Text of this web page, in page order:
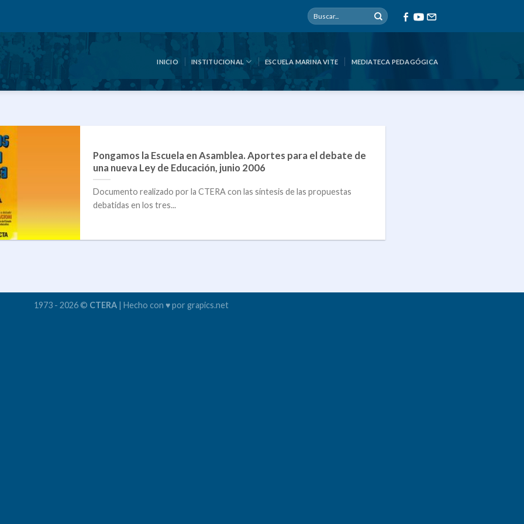
INICIO INSTITUCIONAL ESCUELA MARINA VITE MEDIATECA PEDAGÓGICA
Pongamos la Escuela en Asamblea. Aportes para el debate de
una nueva Ley de Educación, junio 2006
Documento realizado por la CTERA con las síntesis de las propuestas
debatidas en los tres...
1973 - 2026 © CTERA| Hecho con ♥ por grapics.net